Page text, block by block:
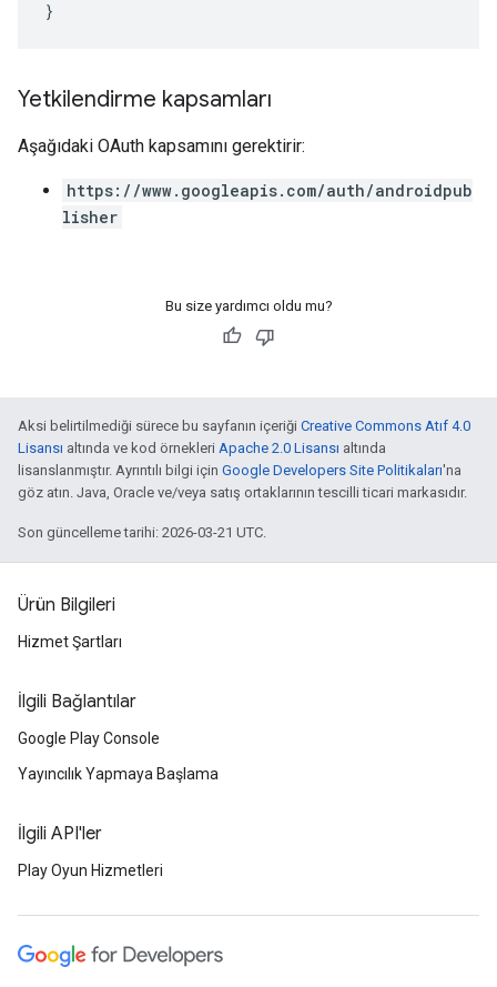
Yetkilendirme kapsamları
Aşağıdaki OAuth kapsamını gerektirir:
https://www.googleapis.com/auth/androidpub
lisher
Bu size yardımcı oldu mu?
Aksi belirtilmediği sürece bu sayfanın içeriği Creative Commons Atıf 4.0
Lisansı altında ve kod örnekleri Apache 2.0 Lisansı altında
lisanslanmıştır. Ayrıntılı bilgi için Google Developers Site Politikaları'na
göz atın. Java, Oracle ve/veya satış ortaklarının tescilli ticari markasıdır.
Son güncelleme tarihi: 2026-03-21 UTC.
Ürün Bilgileri
Hizmet Şartları
İlgili Bağlantılar
Google Play Console
Yayıncılık Yapmaya Başlama
İlgili API'ler
Play Oyun Hizmetleri